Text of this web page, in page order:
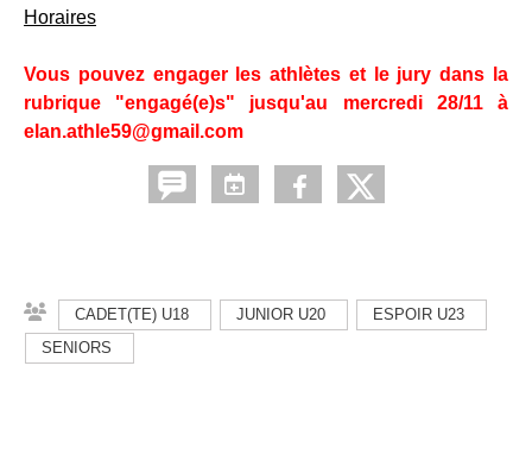
Horaires
Vous pouvez engager les athlètes et le jury dans la
rubrique "engagé(e)s" jusqu'au mercredi 28/11 à
elan.athle59@gmail.com
CADET(TE) U18 JUNIOR U20
ESPOIR U23
SENIORS